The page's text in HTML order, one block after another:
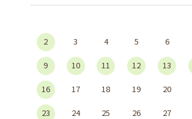
2 3 4 5 6
9 10 11 12 13
16 17 18 19 20
23 24 25 26 27